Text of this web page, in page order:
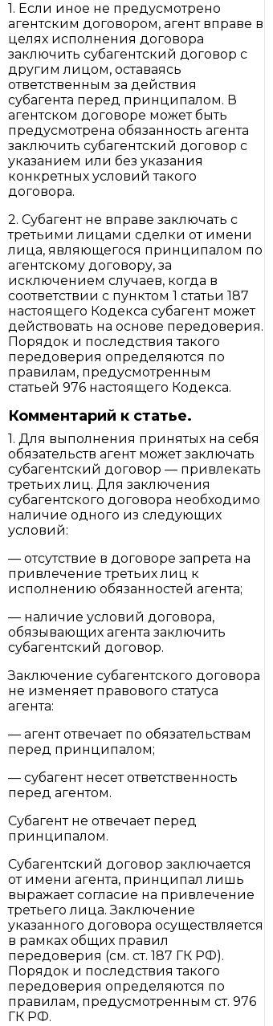
1. Если иное не предусмотрено
агентским договором, агент вправе в
целях исполнения договора
заключить субагентский договор с
другим лицом, оставаясь
ответственным за действия
субагента перед принципалом. В
агентском договоре может быть
предусмотрена обязанность агента
заключить субагентский договор с
указанием или без указания
конкретных условий такого
договора.
2. Субагент не вправе заключать с
третьими лицами сделки от имени
лица, являющегося принципалом по
агентскому договору, за
исключением случаев, когда в
соответствии с пунктом 1 статьи 187
настоящего Кодекса субагент может
действовать на основе передоверия.
Порядок и последствия такого
передоверия определяются по
правилам, предусмотренным
статьей 976 настоящего Кодекса.
Комментарий к статье.
1. Для выполнения принятых на себя
обязательств агент может заключать
субагентский договор — привлекать
третьих лиц. Для заключения
субагентского договора необходимо
наличие одного из следующих
условий:
— отсутствие в договоре запрета на
привлечение третьих лиц к
исполнению обязанностей агента;
— наличие условий договора,
обязывающих агента заключить
субагентский договор.
Заключение субагентского договора
не изменяет правового статуса
агента:
— агент отвечает по обязательствам
перед принципалом;
— субагент несет ответственность
перед агентом.
Субагент не отвечает перед
принципалом.
Субагентский договор заключается
от имени агента, принципал лишь
выражает согласие на привлечение
третьего лица. Заключение
указанного договора осуществляется
в рамках общих правил
передоверия (см. ст. 187 ГК РФ).
Порядок и последствия такого
передоверия определяются по
правилам, предусмотренным ст. 976
ГК РФ.